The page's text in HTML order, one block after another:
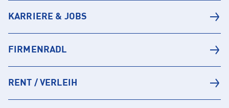
KARRIERE & JOBS
FIRMENRADL
RENT / VERLEIH